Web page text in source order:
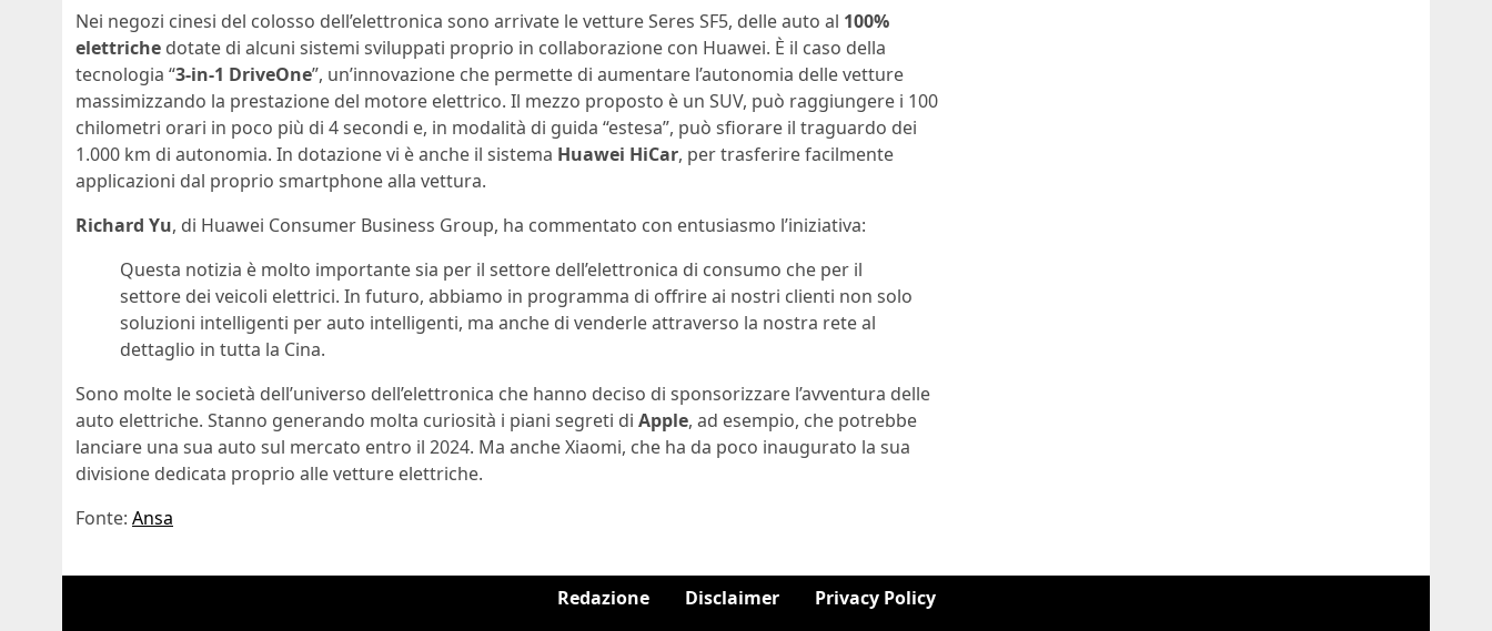
Nei negozi cinesi del colosso dell’elettronica sono arrivate le vetture Seres SF5, delle auto al 100%
elettriche dotate di alcuni sistemi sviluppati proprio in collaborazione con Huawei. È il caso della
tecnologia “3-in-1 DriveOne”, un’innovazione che permette di aumentare l’autonomia delle vetture
massimizzando la prestazione del motore elettrico. Il mezzo proposto è un SUV, può raggiungere i 100
chilometri orari in poco più di 4 secondi e, in modalità di guida “estesa”, può sfiorare il traguardo dei
1.000 km di autonomia. In dotazione vi è anche il sistema Huawei HiCar, per trasferire facilmente
applicazioni dal proprio smartphone alla vettura.
Richard Yu, di Huawei Consumer Business Group, ha commentato con entusiasmo l’iniziativa:
Questa notizia è molto importante sia per il settore dell’elettronica di consumo che per il
settore dei veicoli elettrici. In futuro, abbiamo in programma di offrire ai nostri clienti non solo
soluzioni intelligenti per auto intelligenti, ma anche di venderle attraverso la nostra rete al
dettaglio in tutta la Cina.
Sono molte le società dell’universo dell’elettronica che hanno deciso di sponsorizzare l’avventura delle
auto elettriche. Stanno generando molta curiosità i piani segreti di Apple, ad esempio, che potrebbe
lanciare una sua auto sul mercato entro il 2024. Ma anche Xiaomi, che ha da poco inaugurato la sua
divisione dedicata proprio alle vetture elettriche.
Fonte: Ansa
Redazione Disclaimer Privacy Policy